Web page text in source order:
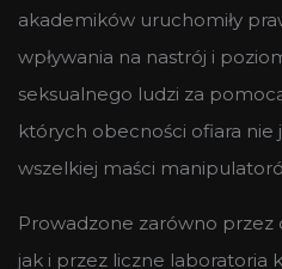
akademików uruchomiły
wpływania na nastrój i
seksualnego ludzi za
których obecności ofiara nie
wszelkiej maści
Prowadzone zarówno przez
jak i przez liczne laboratoria